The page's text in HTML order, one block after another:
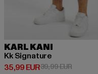
KARL KANI
Kk Signature
35,99 EUR
Derzeitiger Preis: 35,99 EUR
39,99 EUR